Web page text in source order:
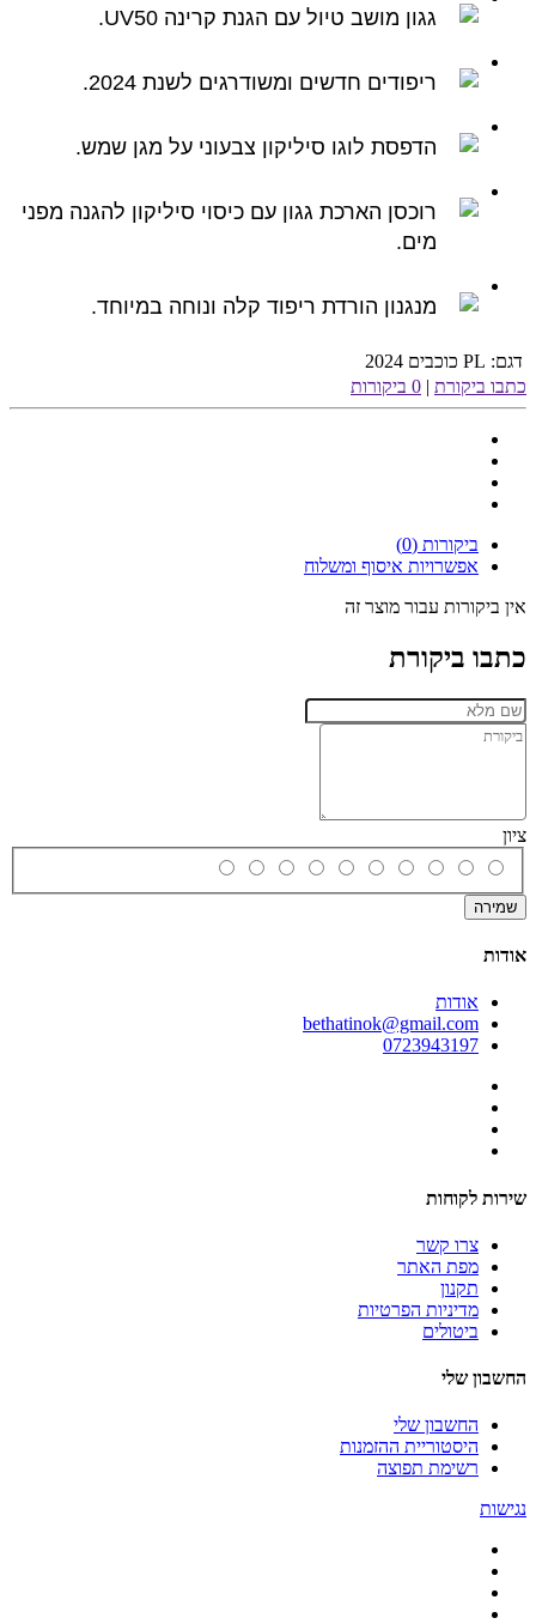
גגון מושב טיול עם הגנת קרינה UV50.
ריפודים חדשים ומשודרגים לשנת 2024.
הדפסת לוגו סיליקון צבעוני על מגן שמש.
רוכסן הארכת גגון עם כיסוי סיליקון להגנה מפני
מים.
מנגנון הורדת ריפוד קלה ונוחה במיוחד.
דגם: PL כוכבים 2024
כתבו ביקורת
0 ביקורות
ביקורות (0)
אפשרויות איסוף ומשלוח
אין ביקורות עבור מוצר זה
כתבו ביקורת
ציון
שמירה
אודות
אודות
bethatinok@gmail.com
0723943197
שירות לקוחות
צרו קשר
מפת האתר
תקנון
מדיניות הפרטיות
ביטולים
החשבון שלי
החשבון שלי
היסטוריית ההזמנות
רשימת תפוצה
נגישות